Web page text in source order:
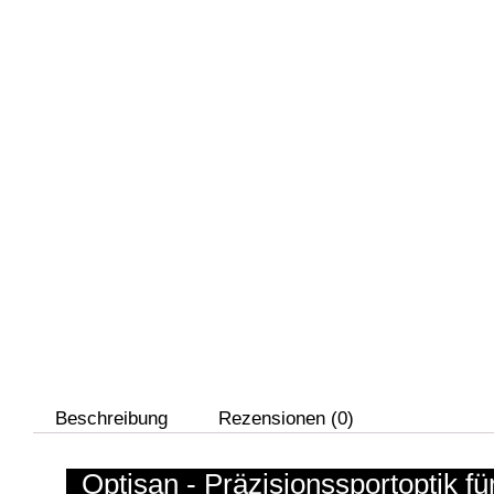
Beschreibung Rezensionen (0)
Optisan - Präzisionssportoptik